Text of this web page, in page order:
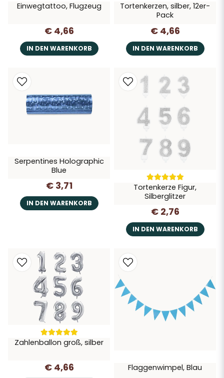
Einwegtattoo, Flugzeug
€ 4,66
IN DEN WARENKORB
Tortenkerzen, silber, 12er-
Pack
€ 4,66
IN DEN WARENKORB
Serpentines Holographic
Blue
€ 3,71
IN DEN WARENKORB
Tortenkerze Figur,
Silberglitzer
€ 2,76
IN DEN WARENKORB
Zahlenballon groß, silber
€ 4,66 Flaggenwimpel, Blau